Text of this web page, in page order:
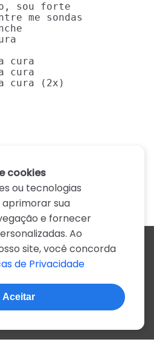
sou forte
me sondas
cura
cura
cura (2x)
os artistas
F G H I J
S T U V W X
Z
0-9
de cifras e letras
cookies
ou tecnologias
sua
e fornecer
Ao
site, você concorda
de Privacidade
Aceitar